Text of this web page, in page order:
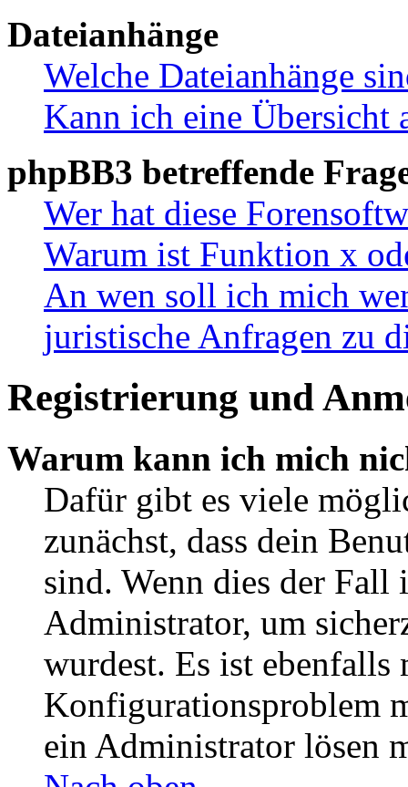
Dateianhänge
Welche Dateianhänge
Kann ich eine Übersicht
phpBB3 betreffende
Wer hat diese
Warum ist Funktion x
An wen soll ich mich
juristische Anfragen zu
Registrierung und
Warum kann ich mich
Dafür gibt es viele
zunächst, dass dein
sind. Wenn dies der Fall
Administrator, um
wurdest. Es ist ebenfalls
Konfigurationsproblem
ein Administrator lösen